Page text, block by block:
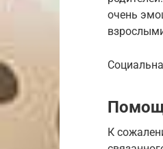
очень
К